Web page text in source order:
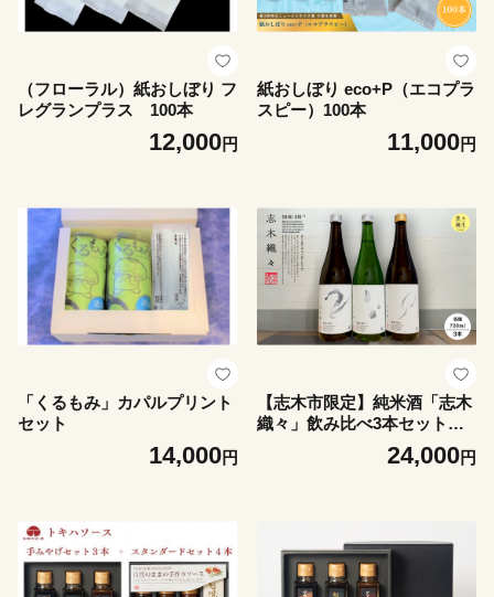
（フローラル）紙おしぼり フ
レグランプラス 100本
12,000円
紙おしぼり eco+P（エコプラ
スピー）100本
11,000円
「くるもみ」カパルプリント
セット
14,000円
【志木市限定】純米酒「志木
織々」飲み比べ3本セット〈7
20ml×3種〉志木産米と地下2
00mの深井戸水仕込み24,000円